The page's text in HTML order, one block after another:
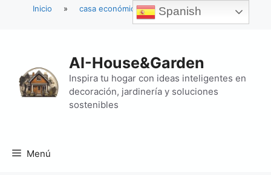
Inicio » casa económica
contenido
AI-House&Garden
Inspira tu hogar con ideas inteligentes en
decoración, jardinería y soluciones
sostenibles
Menú
Spanish